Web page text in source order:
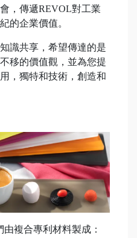
，傳遞REVOL對工業
的企業價值。
識共享，希望傳達的是
移的價值觀，並為您提
，獨特和技術，創造和
複合專利材料製成：